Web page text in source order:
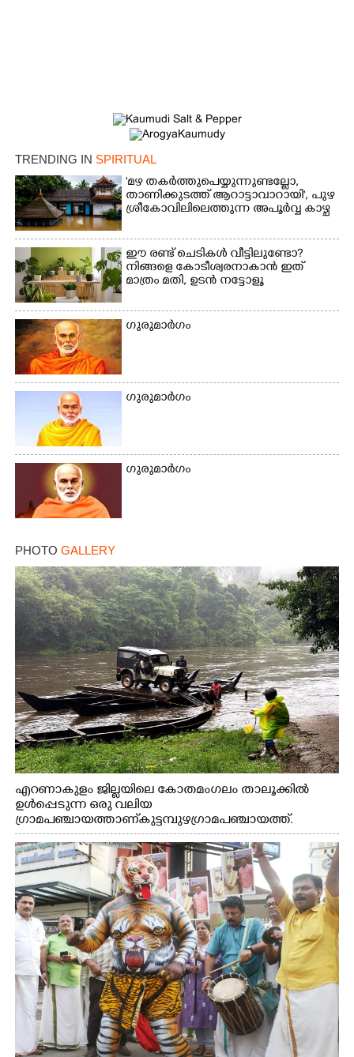
TRENDING IN SPIRITUAL
'മഴ തകർത്തുപെയ്യുന്നുണ്ടല്ലോ,​
താണിക്കുടത്ത് ആറാട്ടാവാറായി', പുഴ
ശ്രീകോവിലിലെത്തുന്ന അപൂർവ്വ കാഴ്ച
ഈ രണ്ട് ചെടികൾ വീട്ടിലുണ്ടോ?​
നിങ്ങളെ കോടീശ്വരനാകാൻ ഇത്
മാത്രം മതി,​ ഉടൻ നട്ടോളൂ
ഗുരുമാ‌ർഗം
ഗുരുമാർഗം
ഗുരുമാർഗം
PHOTO GALLERY
എറണാകുളം ജില്ലയിലെ കോതമംഗലം താലൂക്കിൽ
ഉൾപ്പെടുന്ന ഒരു വലിയ
ഗ്രാമപഞ്ചായത്താണ് കുട്ടമ്പുഴ ഗ്രാമ പഞ്ചായത്ത്.
ആദിവാസി ഊരുകളായ വെള്ളാരംകുത്ത്, കത്തിപ്പാറ,
ഉറിയംപെട്ടി, തേക്കല്ല്, വെട്ടിക്കല്ല്, മഞ്ചപ്പാറ എന്നീ ആറു
സ്ഥലങ്ങളിലേക്കുള്ള പ്രധാന സഞ്ചാര മാർഗമാണ് ഈ
കാണുന്ന കടത്ത് വള്ളം
Copy Link